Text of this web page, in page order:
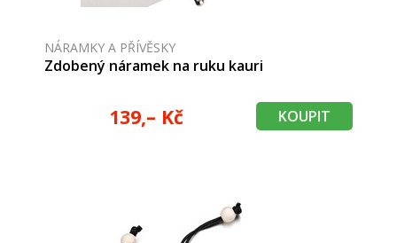
NÁRAMKY A PŘÍVĚSKY
Zdobený náramek na ruku kauri
139,– Kč KOUPIT